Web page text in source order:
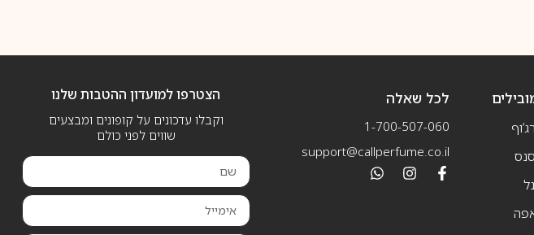
לכל שאלה
1-700-507-060
support@callperfume.co.il
הצטרפו למועדון ההטבות שלנו
וקבלו עדכונים על קופונים ומבצעים
שווים לפני כולם